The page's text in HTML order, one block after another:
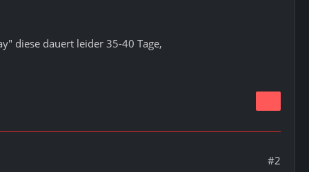
diese dauert leider 35-40 Tage,
#2